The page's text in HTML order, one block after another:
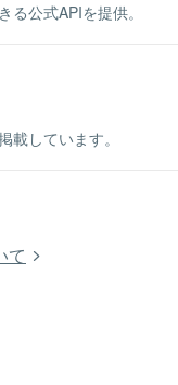
公式APIを提供。
しています。
て